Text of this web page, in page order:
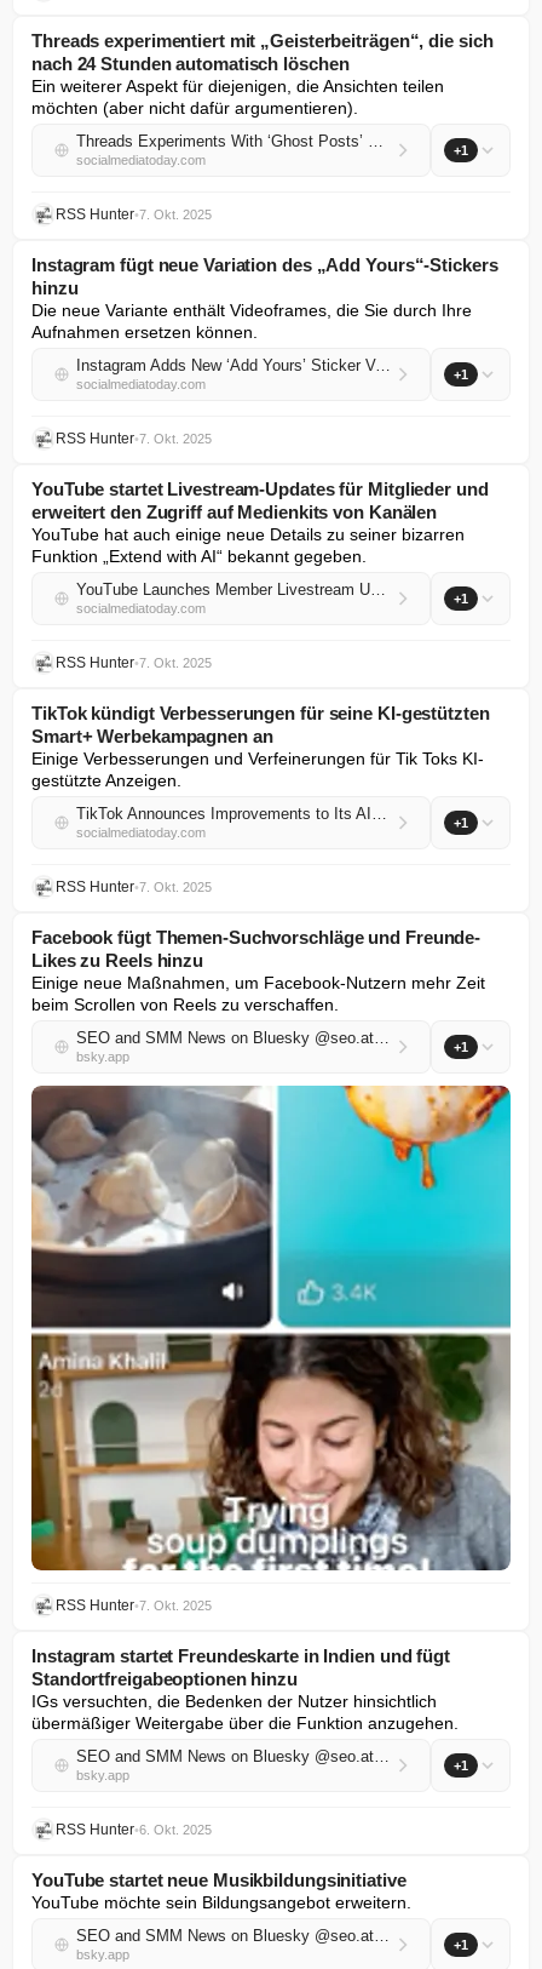
Threads experimentiert mit „Geisterbeiträgen“, die sich
nach 24 Stunden automatisch löschen
Ein weiterer Aspekt für diejenigen, die Ansichten teilen
möchten (aber nicht dafür argumentieren).
Threads Experiments With ‘Ghost Posts’ Which Auto-Delete After 24 Hours
socialmediatoday.com
+1
RSS Hunter•7. Okt. 2025
Instagram fügt neue Variation des „Add Yours“-Stickers
hinzu
Die neue Variante enthält Videoframes, die Sie durch Ihre
Aufnahmen ersetzen können.
Instagram Adds New ‘Add Yours’ Sticker Variation
socialmediatoday.com
+1
RSS Hunter•7. Okt. 2025
YouTube startet Livestream-Updates für Mitglieder und
erweitert den Zugriff auf Medienkits von Kanälen
YouTube hat auch einige neue Details zu seiner bizarren
Funktion „Extend with AI“ bekannt gegeben.
YouTube Launches Member Livestream Updates, Expands Access To Channel Media Kits
socialmediatoday.com
+1
RSS Hunter•7. Okt. 2025
TikTok kündigt Verbesserungen für seine KI-gestützten
Smart+ Werbekampagnen an
Einige Verbesserungen und Verfeinerungen für Tik Toks KI-
gestützte Anzeigen.
TikTok Announces Improvements to Its AI-Powered Smart+ Ad Campaigns
socialmediatoday.com
+1
RSS Hunter•7. Okt. 2025
Facebook fügt Themen-Suchvorschläge und Freunde-
Likes zu Reels hinzu
Einige neue Maßnahmen, um Facebook-Nutzern mehr Zeit
beim Scrollen von Reels zu verschaffen.
SEO and SMM News on Bluesky @seo.at.thenote.app
bsky.app
+1
RSS Hunter•7. Okt. 2025
Instagram startet Freundeskarte in Indien und fügt
Standortfreigabeoptionen hinzu
IGs versuchten, die Bedenken der Nutzer hinsichtlich
übermäßiger Weitergabe über die Funktion anzugehen.
SEO and SMM News on Bluesky @seo.at.thenote.app
bsky.app
+1
RSS Hunter•6. Okt. 2025
YouTube startet neue Musikbildungsinitiative
YouTube möchte sein Bildungsangebot erweitern.
SEO and SMM News on Bluesky @seo.at.thenote.app
bsky.app
+1